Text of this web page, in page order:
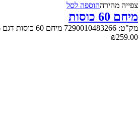
צפייה‬ ‫מהירה‬הוספה לסל
מיחם 60 כוסות
מק"ט: 7290010483266 מיחם 60 כוסות דגם ATL-136
₪259.00